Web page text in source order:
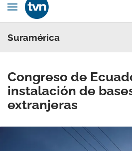
Obrir navegació
Suramérica
Congreso de
instalación de
extranjeras